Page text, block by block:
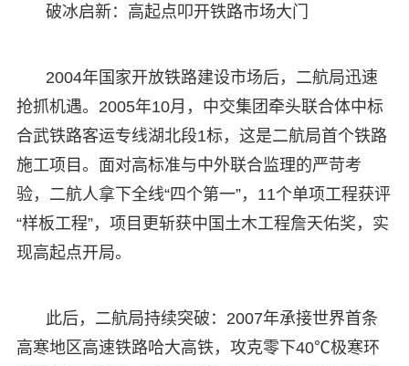
破冰启新：高起点叩开铁路市场大门
2004年国家开放铁路建设市场后，二航局迅速
抢抓机遇。2005年10月，中交集团牵头联合体中标
合武铁路客运专线湖北段1标，这是二航局首个铁路
施工项目。面对高标准与中外联合监理的严苛考
验，二航人拿下全线“四个第一”，11个单项工程获评
“样板工程”，项目更斩获中国土木工程詹天佑奖，实
现高起点开局。
此后，二航局持续突破：2007年承接世界首条
高寒地区高速铁路哈大高铁，攻克零下40℃极寒环